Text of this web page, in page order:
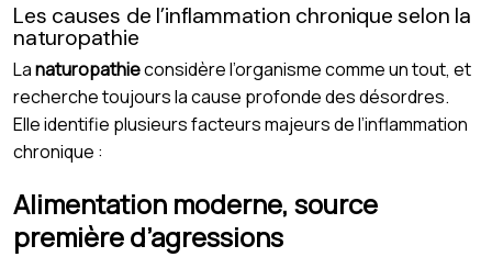
Les causes de l’inflammation chronique selon la
naturopathie
Lanaturopathieconsidère l’organisme comme un tout, et
recherche toujours la cause profonde des désordres.
Elle identifie plusieurs facteurs majeurs de l’inflammation
chronique :
Alimentation moderne, source
première d’agressions